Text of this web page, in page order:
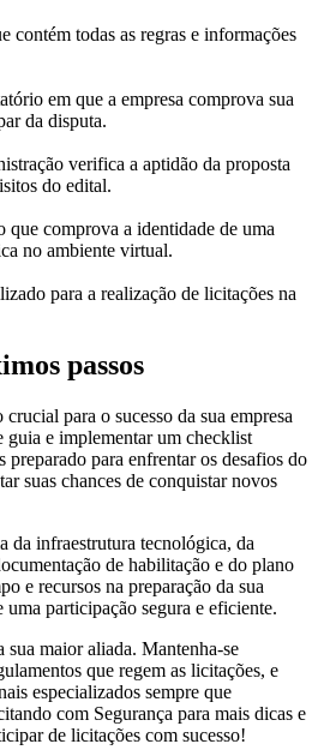
contém todas as regras e informações
em que a empresa comprova sua
da disputa.
verifica a aptidão da proposta
do edital.
que comprova a identidade de uma
no ambiente virtual.
para a realização de licitações na
passos
para o sucesso da sua empresa
guia e implementar um checklist
preparado para enfrentar os desafios do
suas chances de conquistar novos
da infraestrutura tecnológica, da
de habilitação e do plano
e recursos na preparação da sua
uma participação segura e eficiente.
sua maior aliada. Mantenha-se
que regem as licitações, e
especializados sempre que
com Segurança para mais dicas e
de licitações com sucesso!